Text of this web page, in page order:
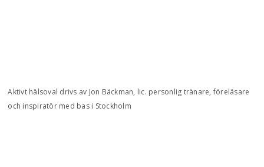
Aktivt hälsoval drivs av Jon Bäckman, lic. personlig tränare, föreläsare
och inspiratör med bas i Stockholm